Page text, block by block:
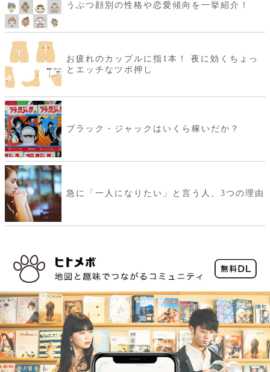
うぶつ顔別の性格や恋愛傾向を一挙紹介！
お疲れのカップルに指1本！ 夜に効くちょっ
とエッチなツボ押し
ブラック・ジャックはいくら稼いだか？
急に「一人になりたい」と言う人、3つの理由